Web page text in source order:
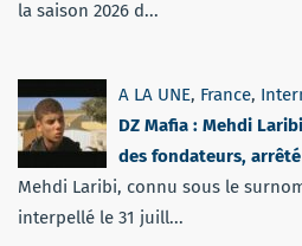
la saison 2026 d...
A LA UNE, France,
DZ Mafia : Mehdi
des fondateurs,
Mehdi Laribi, connu sous le
interpellé le 31 juill...